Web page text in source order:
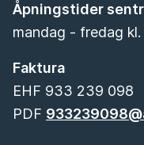
Åpningstider
mandag - fredag
Faktura
EHF 933 239 098
PDF